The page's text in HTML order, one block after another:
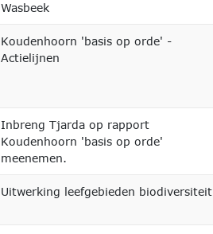
Wasbeek
Koudenhoorn 'basis op orde' -
Actielijnen
Inbreng Tjarda op rapport
Koudenhoorn 'basis op orde'
meenemen.
Uitwerking leefgebieden biodiversiteit